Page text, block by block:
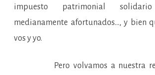
impuesto patrimonial
medianamente afortunados…, y bien
vos y yo.
Pero volvamos a nuestra